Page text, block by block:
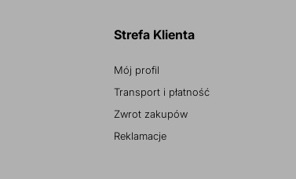
Strefa Klienta
Mój profil
Transport i płatność
Zwrot zakupów
Reklamacje